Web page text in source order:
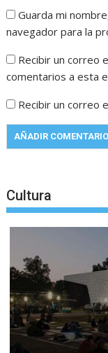
Guarda mi
navegador para la
Recibir un correo
comentarios a esta
Recibir un correo
Cultura